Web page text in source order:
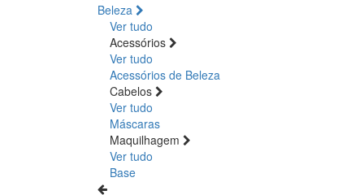
Beleza
Ver tudo
Acessórios
Ver tudo
Acessórios de Beleza
Cabelos
Ver tudo
Máscaras
Maquilhagem
Ver tudo
Base